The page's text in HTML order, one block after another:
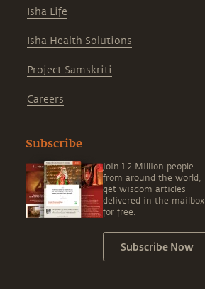
Isha Life
Isha Health Solutions
Project Samskriti
Careers
Subscribe
Join 1.2 Million people
from around the world,
get wisdom articles
delivered in the mailbox
for free.
Subscribe Now